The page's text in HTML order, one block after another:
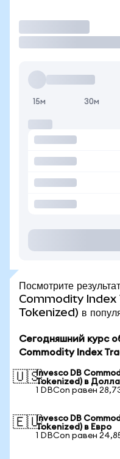
15м 30м
Посмотрите
Commodity Index
Tokenized) в
Сегодняшний курс
Commodity Index
🇺🇸Invesco DB
Tokenized) в
1 DBCon равен
🇪🇺Invesco DB
Tokenized) в Евро
1 DBCon равен